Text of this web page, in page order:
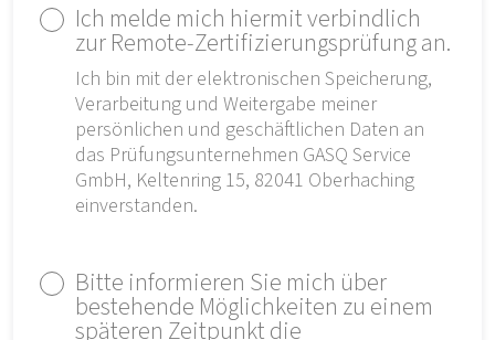
Ich melde mich hiermit verbindlich
zur Remote-Zertifizierungsprüfung an.
Ich bin mit der elektronischen Speicherung,
Verarbeitung und Weitergabe meiner
persönlichen und geschäftlichen Daten an
das Prüfungsunternehmen GASQ Service
GmbH, Keltenring 15, 82041 Oberhaching
einverstanden.
Bitte informieren Sie mich über
bestehende Möglichkeiten zu einem
späteren Zeitpunkt die